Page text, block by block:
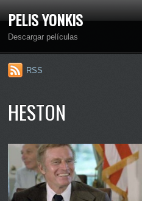
PELIS YONKIS
Descargar películas
RSS
HESTON